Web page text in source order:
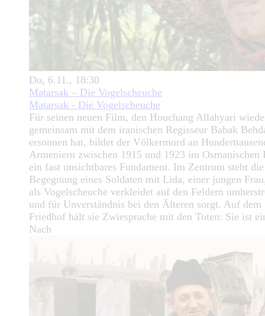
Do, 6.11., 18:30
Matarsak – Die Vogelscheuche
Matarsak - Die Vogelscheuche
Für seinen neuen Film, den Houchang Allahyari
gemeinsam mit dem iranischen Regisseur Babak
ersonnen hat, bildet der Völkermord an
Armeniern zwischen 1915 und 1923 im Osmanischen
ein fast unsichtbares Fundament. Im Zentrum steht die
Begegnung eines Soldaten mit Lida, einer jungen
als Vogelscheuche verkleidet auf den Feldern
und für Unverständnis bei den Älteren sorgt. Auf dem
Friedhof hält sie Zwiesprache mit den Toten: Sie ist
Nach